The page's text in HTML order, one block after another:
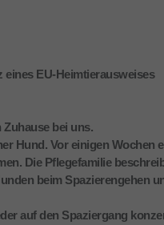
EU-Heimtierausweises
bei uns.
Hund. Vor einigen Wochen
Die Pflegefamilie
beim Spazierengehen
auf den Spaziergang